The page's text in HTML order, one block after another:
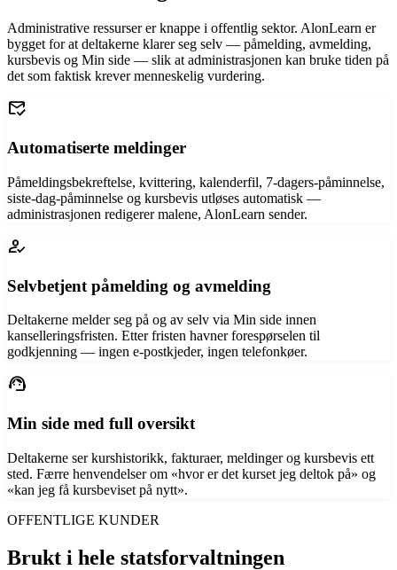
Administrative ressurser er knappe i offentlig sektor. AlonLearn er
bygget for at deltakerne klarer seg selv — påmelding, avmelding,
kursbevis og Min side — slik at administrasjonen kan bruke tiden på
det som faktisk krever menneskelig vurdering.
mark_email_read
Automatiserte meldinger
Påmeldingsbekreftelse, kvittering, kalenderfil, 7-dagers-påminnelse,
siste-dag-påminnelse og kursbevis utløses automatisk —
administrasjonen redigerer malene, AlonLearn sender.
how_to_reg
Selvbetjent påmelding og avmelding
Deltakerne melder seg på og av selv via Min side innen
kanselleringsfristen. Etter fristen havner forespørselen til
godkjenning — ingen e-postkjeder, ingen telefonkøer.
support_agent
Min side med full oversikt
Deltakerne ser kurshistorikk, fakturaer, meldinger og kursbevis ett
sted. Færre henvendelser om «hvor er det kurset jeg deltok på» og
«kan jeg få kursbeviset på nytt».
OFFENTLIGE KUNDER
Brukt i hele statsforvaltningen